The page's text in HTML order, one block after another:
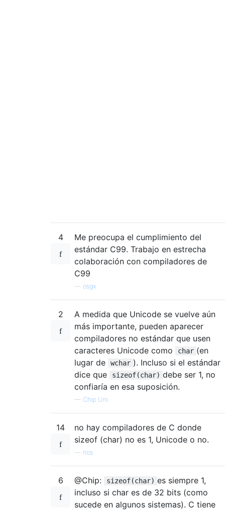
4
Me preocupa el cumplimiento del
estándar C99. Trabajo en estrecha
colaboración con compiladores de
C99
osgx
2
A medida que Unicode se vuelve aún
más importante, pueden aparecer
compiladores no estándar que usen
caracteres Unicode como
char (en
lugar de
wchar ). Incluso si el estándar
dice que
sizeof(char) debe ser 1, no
confiaría en esa suposición.
— Chip Uni
14
no hay compiladores de C donde
sizeof (char) no es 1, Unicode o no.
nos
6 @Chip: sizeof(char) es siempre 1,
incluso si char es de 32 bits (como
sucede en algunos sistemas). C tiene